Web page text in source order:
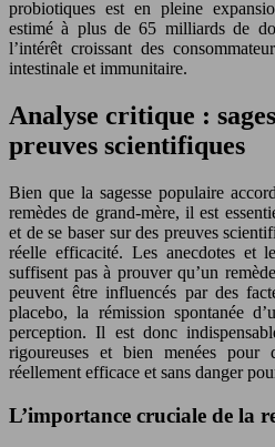
probiotiques est en pleine
estimé à plus de 65 milliards de
l’intérêt croissant des
intestinale et immunitaire.
Analyse critique :
preuves scientifiques
Bien que la sagesse populaire
remèdes de grand-mère, il est
et de se baser sur des preuves
réelle efficacité. Les anecdotes et
suffisent pas à prouver qu’un
peuvent être influencés par des
placebo, la rémission spontanée
perception. Il est donc
rigoureuses et bien menées pour
réellement efficace et sans danger
L’importance cruciale de la